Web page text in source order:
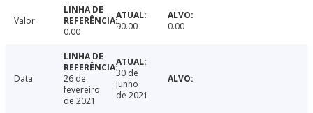
Valor
0.00
90.00 0.00
Data
26 de
fevereiro
de 2021
30 de
junho
de 2021